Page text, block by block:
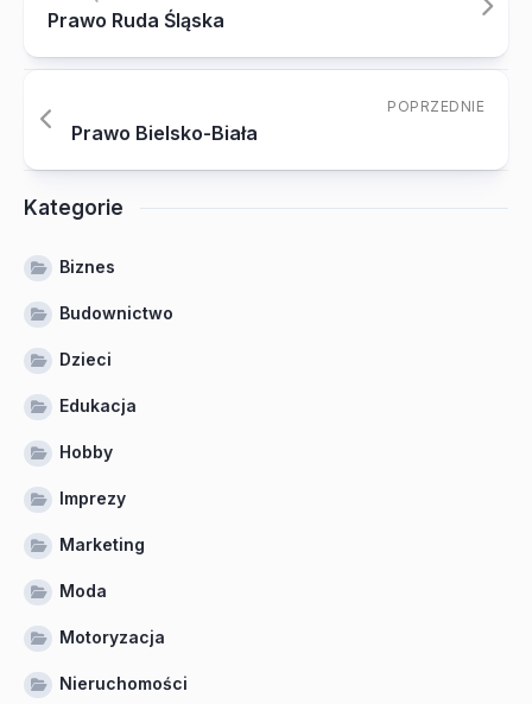
Prawo Ruda Śląska
POPRZEDNIE
Prawo Bielsko-Biała
Kategorie
Biznes
Budownictwo
Dzieci
Edukacja
Hobby
Imprezy
Marketing
Moda
Motoryzacja
Nieruchomości